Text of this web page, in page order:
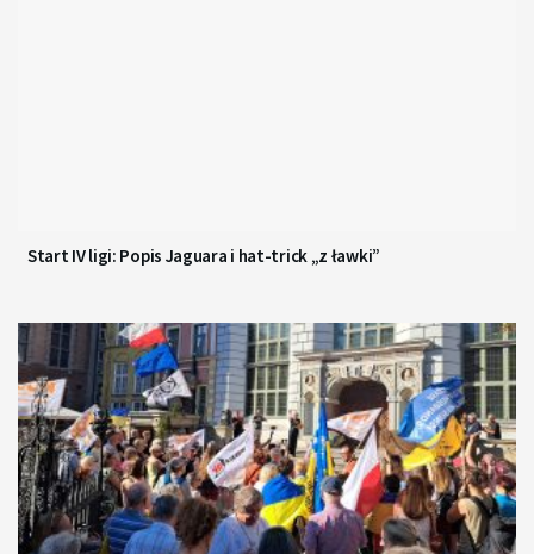
Start IV ligi: Popis Jaguara i hat-trick „z ławki”